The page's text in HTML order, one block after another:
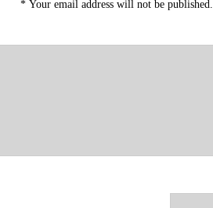
Your email address will not be published.
*